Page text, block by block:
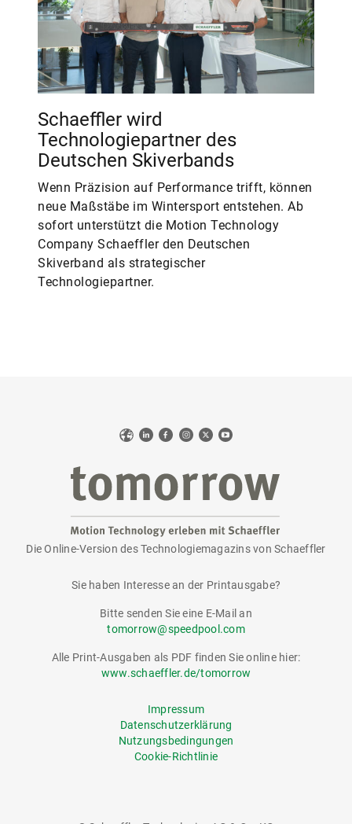
Schaeffler wird
Technologiepartner des
Deutschen Skiverbands
Wenn Präzision auf Performance trifft, können
neue Maßstäbe im Wintersport entstehen. Ab
sofort unterstützt die Motion Technology
Company Schaeffler den Deutschen
Skiverband als strategischer
Technologiepartner.
WebLinkedIn
Facebook
Instagram
X YouTube
tomorrow
Die Online-Version des Technologiemagazins von Schaeffler
Sie haben Interesse an der Printausgabe?
Bitte senden Sie eine E-Mail an
tomorrow@speedpool.com
Alle Print-Ausgaben als PDF finden Sie online hier:
www.schaeffler.de/tomorrow
Impressum
Datenschutzerklärung
Nutzungsbedingungen
Cookie-Richtlinie